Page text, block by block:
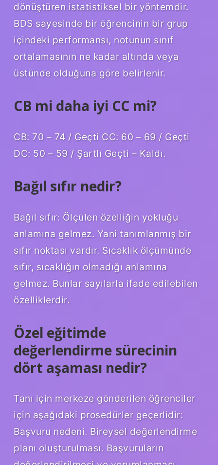
dönüştüren istatistiksel bir yöntemdir.
BDS sayesinde bir öğrencinin bir grup
içindeki performansı, notunun sınıf
ortalamasının ne kadar altında veya
üstünde olduğuna göre belirlenir.
CB mi daha iyi CC mi?
CB: 70 – 74 / Geçti CC: 60 – 69 / Geçti
DC: 50 – 59 / Şartlı Geçti – Kaldı.
Bağıl sıfır nedir?
Bağıl sıfır: Ölçülen özelliğin yokluğu
anlamına gelmez. Yani tanımlanmış bir
sıfır noktası vardır. Sıcaklık ölçümünde
sıfır, sıcaklığın olmadığı anlamına
gelmez. Bunlar sayılarla ifade edilebilen
özelliklerdir.
Özel eğitimde
değerlendirme sürecinin
dört aşaması nedir?
Tanı için merkeze gönderilen öğrenciler
için aşağıdaki prosedürler geçerlidir:
Başvuru nedeni. Bireysel değerlendirme
planı oluşturulması. Başvuruların